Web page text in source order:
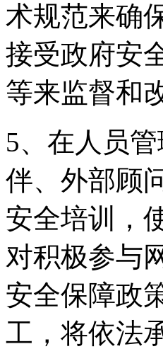
术规范来确
接受政府安
等来监督和
5、在人
伴、外部
安全培训
对积极参与
安全保障政
工，将依